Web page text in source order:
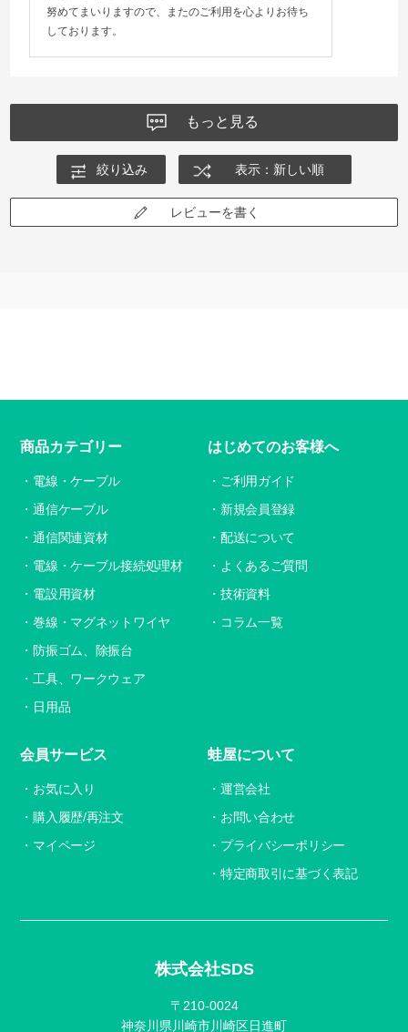
努めてまいりますので、またのご利用を心よりお待ち
しております。
もっと見る
絞り込み 表示：新しい順
レビューを書く
株式会社SDS
〒210-0024
神奈川県川崎市川崎区日進町
商品カテゴリー
電線・ケーブル
通信ケーブル
通信関連資材
電線・ケーブル接続処理材
電設用資材
巻線・マグネットワイヤ
防振ゴム、除振台
工具、ワークウェア
日用品
はじめてのお客様へ
ご利用ガイド
新規会員登録
配送について
よくあるご質問
技術資料
コラム一覧
会員サービス
お気に入り
購入履歴/再注文
マイページ
蛙屋について
運営会社
お問い合わせ
プライバシーポリシー
特定商取引に基づく表記